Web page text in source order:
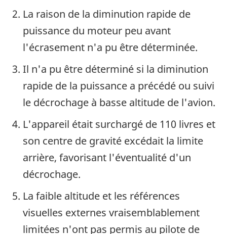
La raison de la diminution rapide de
puissance du moteur peu avant
l'écrasement n'a pu être déterminée.
Il n'a pu être déterminé si la diminution
rapide de la puissance a précédé ou suivi
le décrochage à basse altitude de l'avion.
L'appareil était surchargé de 110 livres et
son centre de gravité excédait la limite
arrière, favorisant l'éventualité d'un
décrochage.
La faible altitude et les références
visuelles externes vraisemblablement
limitées n'ont pas permis au pilote de